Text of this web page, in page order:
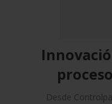
Desde